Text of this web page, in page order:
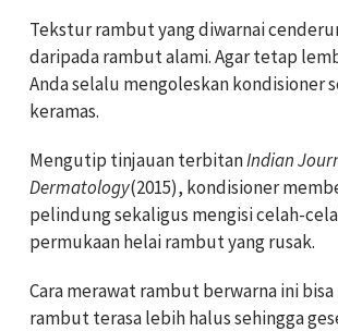
Tekstur rambut yang diwarnai
daripada rambut alami. Agar tetap
Anda selalu mengoleskan kondisioner
keramas.
Mengutip tinjauan terbitanIndian
Dermatology(2015), kondisioner
pelindung sekaligus mengisi celah-
permukaan helai rambut yang rusak.
Cara merawat rambut berwarna ini
rambut terasa lebih halus sehingga